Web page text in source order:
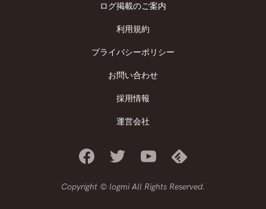
ログ掲載のご案内
利用規約
プライバシーポリシー
お問い合わせ
採用情報
運営会社
Copyright © logmi All Rights Reserved.